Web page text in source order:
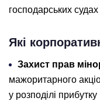
господарських судах
Які
Захист прав
мажоритарного
у розподілі прибутку